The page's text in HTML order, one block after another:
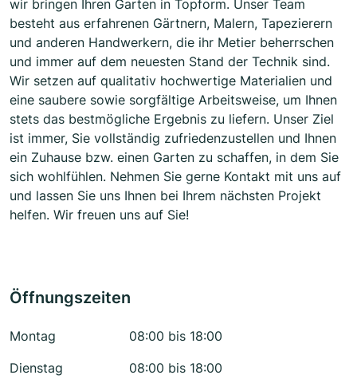
wir bringen Ihren Garten in Topform. Unser Team
besteht aus erfahrenen Gärtnern, Malern, Tapezierern
und anderen Handwerkern, die ihr Metier beherrschen
und immer auf dem neuesten Stand der Technik sind.
Wir setzen auf qualitativ hochwertige Materialien und
eine saubere sowie sorgfältige Arbeitsweise, um Ihnen
stets das bestmögliche Ergebnis zu liefern. Unser Ziel
ist immer, Sie vollständig zufriedenzustellen und Ihnen
ein Zuhause bzw. einen Garten zu schaffen, in dem Sie
sich wohlfühlen. Nehmen Sie gerne Kontakt mit uns auf
und lassen Sie uns Ihnen bei Ihrem nächsten Projekt
helfen. Wir freuen uns auf Sie!
Öffnungszeiten
Montag
08:00 bis 18:00
Dienstag
08:00 bis 18:00